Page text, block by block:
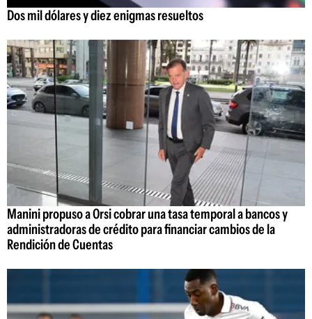
Dos mil dólares y diez enigmas resueltos
Manini propuso a Orsi cobrar una tasa temporal a bancos y
administradoras de crédito para financiar cambios de la
Rendición de Cuentas